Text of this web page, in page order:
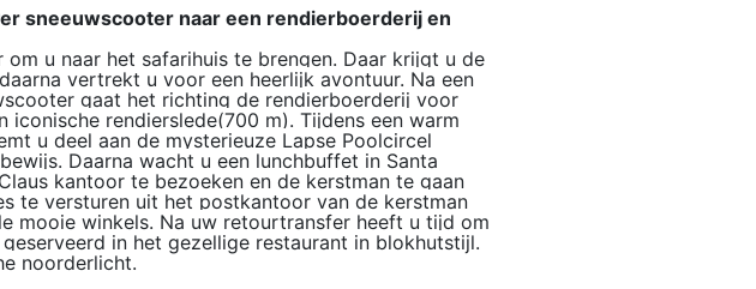
sneeuwscooter naar een rendierboerderij en
u naar het safarihuis te brengen. Daar krijgt u de
vertrekt u voor een heerlijk avontuur. Na een
gaat het richting de rendierboerderij voor
rendierslede(700 m). Tijdens een warm
u deel aan de mysterieuze Lapse Poolcircel
Daarna wacht u een lunchbuffet in Santa
kantoor te bezoeken en de kerstman te gaan
te versturen uit het postkantoor van de kerstman
mooie winkels. Na uw retourtransfer heeft u tijd om
in het gezellige restaurant in blokhutstijl.
noorderlicht.